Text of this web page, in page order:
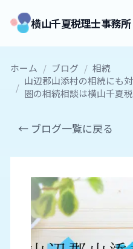
横山千夏税理士事務所
ホーム / ブログ / 相続
/ 山辺郡山添村の相続にも
圏の相続相談は横山千夏
← ブログ一覧に戻る